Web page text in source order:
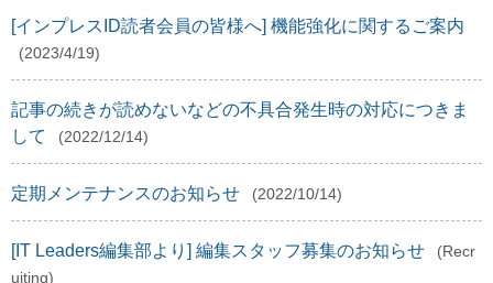
[インプレスID読者会員の皆様へ] 機能強化に関するご案内
(2023/4/19)
記事の続きが読めないなどの不具合発生時の対応につきま
して
(2022/12/14)
定期メンテナンスのお知らせ (2022/10/14)
[IT Leaders編集部より] 編集スタッフ募集のお知らせ
(Recr
uiting)